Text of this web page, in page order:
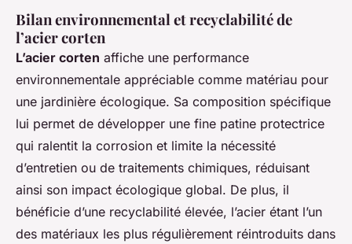
Bilan environnemental et recyclabilité de
l’acier corten
L’acier corten affiche une performance
environnementale appréciable comme matériau pour
une jardinière écologique. Sa composition spécifique
lui permet de développer une fine patine protectrice
qui ralentit la corrosion et limite la nécessité
d’entretien ou de traitements chimiques, réduisant
ainsi son impact écologique global. De plus, il
bénéficie d’une recyclabilité élevée, l’acier étant l’un
des matériaux les plus régulièrement réintroduits dans